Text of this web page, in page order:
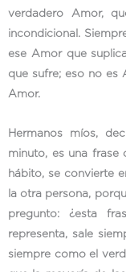
verdadero Amor,
incondicional.
ese Amor que
que sufre; eso no es
Amor.
Hermanos míos,
minuto, es una frase
hábito, se convierte
la otra persona,
pregunto: ¿esta
representa, sale
siempre como el